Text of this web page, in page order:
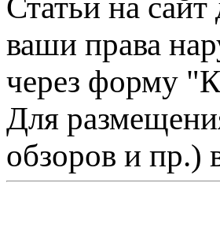
Статьи на
ваши права
через форму
Для
обзоров и пр.)